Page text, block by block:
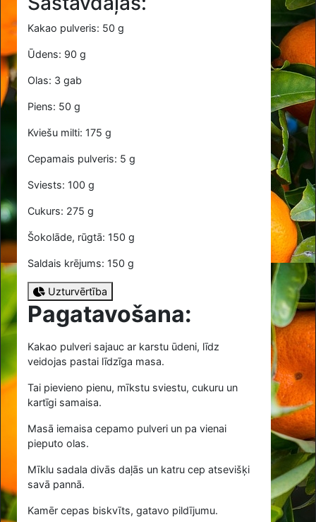
Kakao pulveris: 50 g
Ūdens: 90 g
Olas: 3 gab
Piens: 50 g
Kviešu milti: 175 g
Cepamais pulveris: 5 g
Sviests: 100 g
Cukurs: 275 g
Šokolāde, rūgtā: 150 g
Saldais krējums: 150 g
Uzturvērtība
Pagatavošana:
Kakao pulveri sajauc ar karstu ūdeni, līdz
veidojas pastai līdzīga masa.
Tai pievieno pienu, mīkstu sviestu, cukuru un
kartīgi samaisa.
Masā iemaisa cepamo pulveri un pa vienai
pieputo olas.
Mīklu sadala divās daļās un katru cep atsevišķi
savā pannā.
Kamēr cepas biskvīts, gatavo pildījumu.